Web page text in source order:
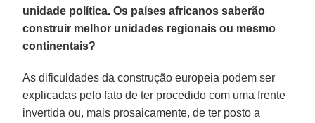
unidade política. Os países africanos saberão
construir melhor unidades regionais ou mesmo
continentais?
As dificuldades da construção europeia podem ser
explicadas pelo fato de ter procedido com uma frente
invertida ou, mais prosaicamente, de ter posto a